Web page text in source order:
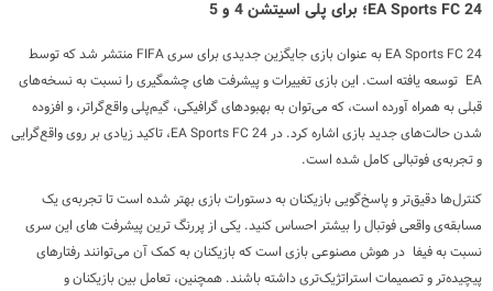
EA Sports FC 24؛ برای پلی اسیتشن 4 و 5
EA Sports FC 24 به عنوان بازی جایگزین جدیدی برای سری FIFA منتشر شد که توسط
EA توسعه یافته است. این بازی تغییرات و پیشرفت های چشمگیری را نسبت به نسخه‌های
قبلی به همراه آورده است، که می‌توان به بهبودهای گرافیکی، گیم‌پلی واقع‌گراتر، و افزوده
شدن حالت‌های جدید بازی اشاره کرد. در EA Sports FC 24، تاکید زیادی بر روی واقع‌گرایی
و تجربه‌ی فوتبالی کامل شده است.
کنترل‌ها دقیق‌تر و پاسخ‌گویی بازیکنان به دستورات بازی بهتر شده است تا تجربه‌ی یک
مسابقه‌ی واقعی فوتبال را بیشتر احساس کنید. یکی از پررنگ ترین پیشرفت های این سری
نسبت به فیفا در هوش مصنوعی بازی است که بازیکنان به کمک آن می‌توانند رفتارهای
پیچیده‌تر و تصمیمات استراتژیک‌تری داشته باشند. همچنین، تعامل بین بازیکنان و